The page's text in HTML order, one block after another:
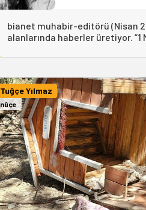
bianet muhabir-editörü (Nisan
alanlarında haberler üretiyor. “1
Tuğçe Yılmaz
nûçe